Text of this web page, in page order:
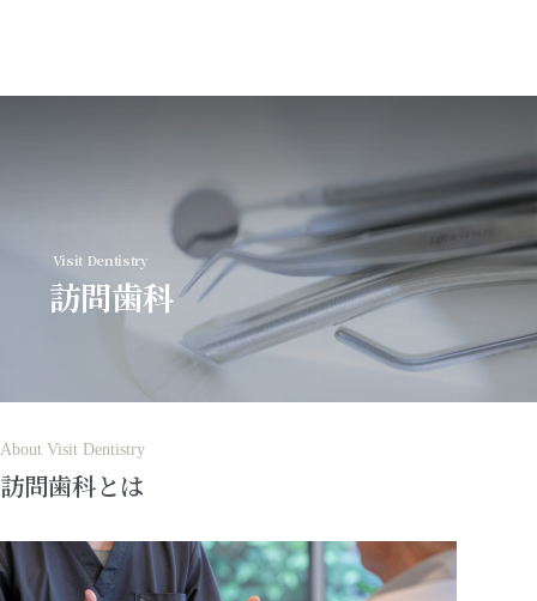
トップページ
診療案内
Visit Dentistry
訪問歯科
About Visit Dentistry
訪問歯科とは